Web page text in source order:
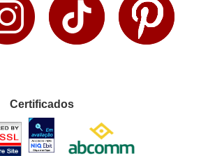
Certificados